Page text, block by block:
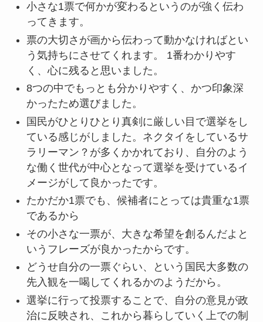
小さな1票で何かが変わるというのが強く伝わ
ってきます。
票の大切さが画から伝わって動かなければとい
う気持ちにさせてくれます。 1番わかりやす
く、心に残ると思いました。
8つの中でもっとも分かりやすく、かつ印象深
かったため選びました。
国民がひとりひとり真剣に厳しい目で選挙をし
ている感じがしました。ネクタイをしているサ
ラリーマン？が多くかかれており、自分のよう
な働く世代が中心となって選挙を受けているイ
メージがして良かったです。
たかだか1票でも、候補者にとっては貴重な1票
であるから
その小さな一票が、大きな希望を創るんだよと
いうフレーズが良かったからです。
どうせ自分の一票ぐらい、という国民大多数の
先入観を一喝してくれるかのようだから。
選挙に行って投票することで、自分の意見が政
治に反映され、これから暮らしていく上での制